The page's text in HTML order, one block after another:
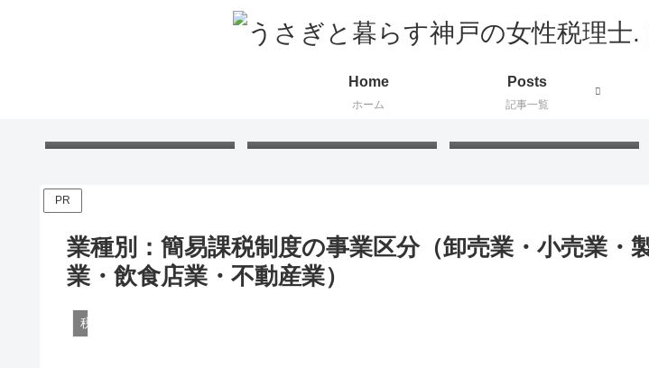
Home
ホーム
Posts
記事一覧
「くまちゃんポストカード」
FIFAワールドカップ2026：
じ国々
PR
業種別：簡易課税制度の事業区分（卸売業・小売業・
業・飲食店業・不動産業）
税金